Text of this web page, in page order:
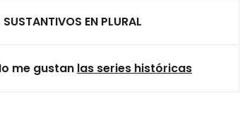
SUSTANTIVOS EN PLURAL
me gustan las series históricas